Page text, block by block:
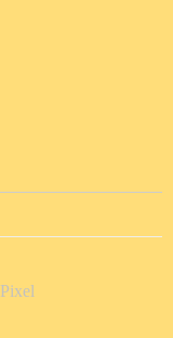
Pixel